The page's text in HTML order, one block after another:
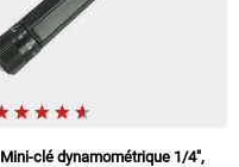
Mini-clé dynamométrique 1/4",